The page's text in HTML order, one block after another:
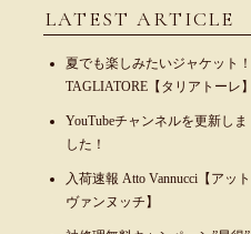
LATEST ARTICLE
夏でも楽しみたいジャケット！
TAGLIATORE【タリアトーレ】
YouTubeチャンネルを更新しま
した！
入荷速報 Atto Vannucci【アット
ヴァンヌッチ】